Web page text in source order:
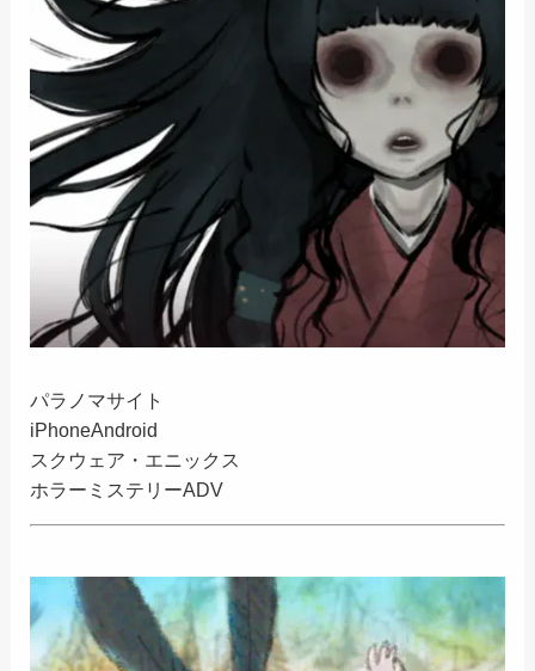
パラノマサイト
iPhoneAndroid
スクウェア・エニックス
ホラーミステリーADV